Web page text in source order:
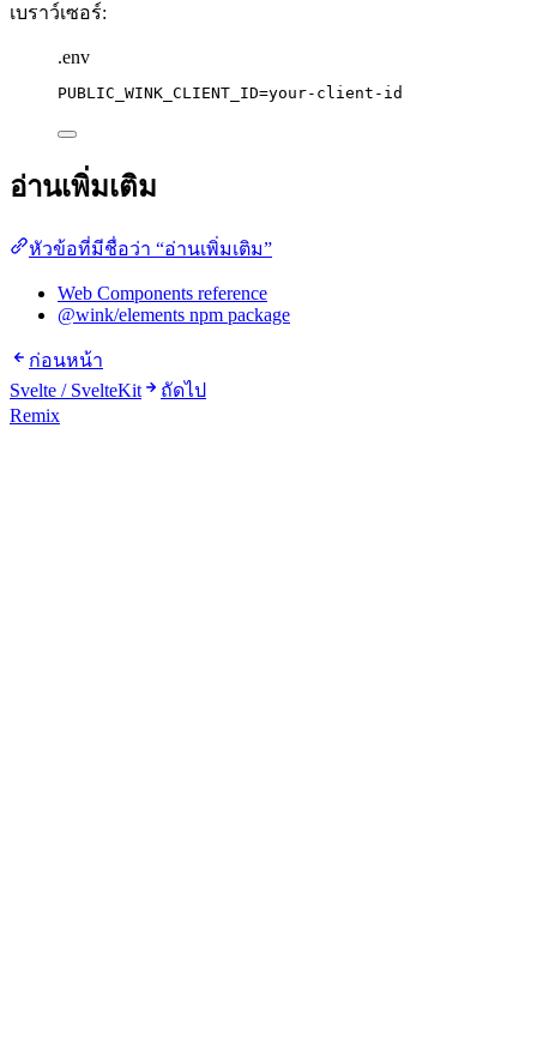
เบราว์เซอร์:
.env
PUBLIC_WINK_CLIENT_ID=your-client-id
อ่านเพิ่มเติม
หัวข้อที่มีชื่อว่า “อ่านเพิ่มเติม”
Web Components reference
@wink/elements npm package
ก่อนหน้า
Svelte / SvelteKit
ถัดไป
Remix